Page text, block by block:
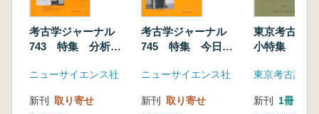
考古学ジャーナル
743 特集 分析科
ニューサイエンス社
新刊 取り寄せ
考古学ジャーナル
745 特集 今日の
ニューサイエンス社
新刊 取り寄せ
東京考古
小特集 東日
考」 その是
東京考古談話
新刊 1冊